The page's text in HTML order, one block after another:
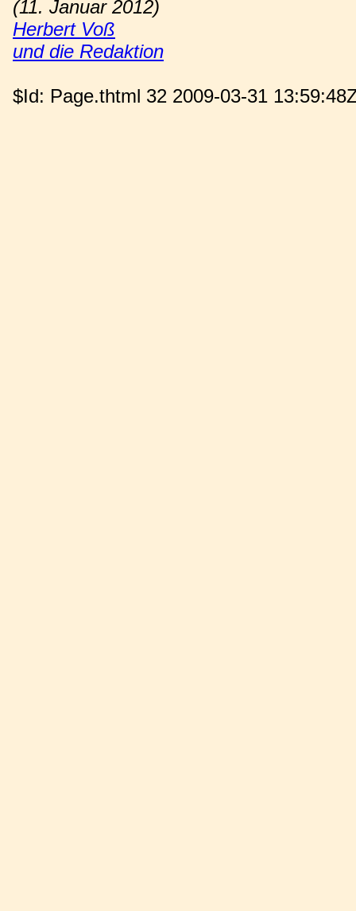
(11. Januar 2012)
Herbert Voß
und die Redaktion
$Id: Page.thtml 32 2009-03-31